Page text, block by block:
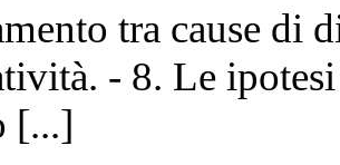
tra cause di
- 8. Le
[...]